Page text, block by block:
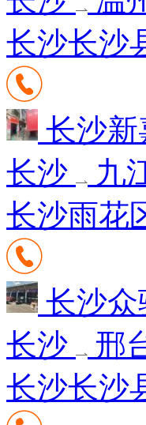
长沙长沙
长沙
长沙
九
长沙雨花
长沙
长沙
邢
长沙长沙